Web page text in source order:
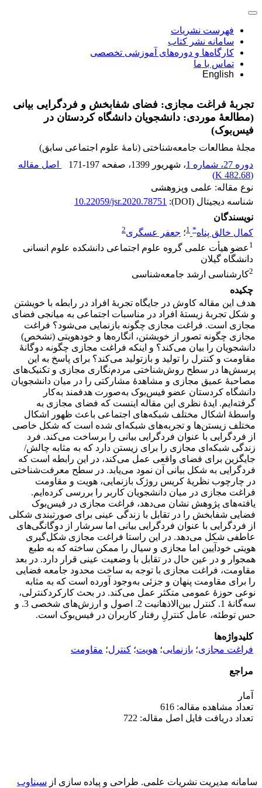
فهرست نشریات
سامانه نشر کتاب
کارگاه‌ها و دوره‌های آموزشی تخصصی
تماس با ما
English
تجربۀ فراغت مجازی: فضای شفابخش و فردگرایی بیانی
(مطالعۀ موردی: دانشجویان دانشگاه کردستان در
فیس‌بوک)
مجلۀ مطالعات جامعه‌شناختی (نامۀ علوم اجتماعی سابق)
دوره 27، شماره 1
، شهریور 1399 ، صفحه 171-197
اصل مقاله
(
482.68 K
)
نوع مقاله: علمی وپزوهشی
شناسه دیجیتال (DOI):
10.22059/jsr.2020.78751
نویسندگان
کمال خالق پناه*
1؛ جعفر عسگری2
1 عضو هیأت علمی گروه علوم اجتماعی دانشکده علوم انسانی
دانشگاه گیلان
2کارشناسی ارشد جامعه‌شناسی
چکیده
هدف این مقاله کاوش در جایگاه تجربۀ افراد در رابطه با خویشتن
و شکل تجربۀ زیستۀ افراد در مناسبات اجتماعی به میانجی فضای
مجازی است. فراغت مجازی چگونه بازنمایی می‌شود؟ فراغت
مجازی چگونه تصور از خویشتن، انگاره‌ها و خودهویتی (تشخص)
دانشجویان را بیان می‌کند؟ و اینکه فراغت مجازی چگونه دوگانۀ
مقاومت و کنترل را تولید و بازتولید می‌کند؟ برای پاسخ به این
پرسش‌ها در سطح روش‌شناختی مردم‌نگاری مجازی و تکنیک‌های
مصاحبۀ عمیق مجازی و مشاهدۀ مشارکتی را در میان دانشجویان
دانشگاه کردستان عضو فیس‌بوک به‌صورت هدفمند به‌کار
گرفته‌ایم. ایدۀ نظری این مقاله اینست که فضای مجازی به
واسطۀ اشکال مختلف شبکه‌های اجتماعی باعث ظهور اشکال
مختلف زیستن‌ها و تجربه‌های شبکه‌ای شده است که شکل خاصی
از فردگرایی با عنوان فردگرایی بیانی را برساخت می‌کند. فرد
زندگی شبکه‌ای مجازی را برای زیستن دارد که به مثابه چالش/
جایگزین برای فضای واقعی عمل می‌کند، در این رابطه است که
فردگرایی به شکل بیانی آن نمود می‌یابد. در سطح معرفت‌شناختی
در چارچوب نظریۀ کریس روژک بازنمایی، هویت و مقاومت
فراغت مجازی در میان دانشجویان کاربر را بررسی کرده‌ایم.
یافته‌های پژوهش نشان می‌دهد، فراغت مجازی در فیس‌بوک
فضایی شفابخش را در تقابل با زندگی عینی برای صورتبندی شکلی
از فردگرایی با عنوان فردگرایی بیانی اما سرشار از دوگانگی‌های
عاطفی شکل می‌دهد. در این راستا فراغت مجازی شکل‌گیری
هویتی خودآیین اما مجازی و سیال را ممکن ساخته که به طبع
همجوار و در عین حال در تقابل با وضعیت عینی قرار دارد. در بعد
مقاومت، فراغت مجازی با توجه به ساخت محدود جامعه فضایی
را برای مقاومت پنهان و جزئی به‌وجود آورده است که به مثابه
نوعی حوزۀ عمومی متکثر عمل می‌کند. در بحث کارکردکنترلی،
سه‌گانۀ 1. کنترل بین‌الاذهانیت 2. اصول و ارزش‌های شخصی 3. و
حس توطئه، عامل کنترلِ رفتار کاربران در فیس‌بوک است.
کلیدواژه‌ها
فراغت مجازی؛ بازنمایی؛ هویت؛ کنترل؛ مقاومت
مراجع
آمار
تعداد مشاهده مقاله: 616
تعداد دریافت فایل اصل مقاله: 722
سامانه مدیریت نشریات علمی. طراحی و پیاده سازی از سیناوب